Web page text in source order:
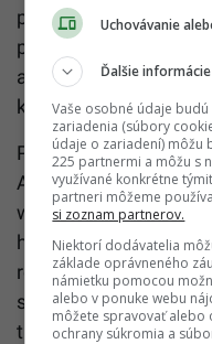
počas obedov a
postarajú štyri
aróma masáž,
kúpeľ a parafínový
Počas pobytu môžeš
Aquaforum na dve
welcome drinkom a
hudbu v baroch
rozhodneš pre
slávnostná
tradícií, prehliadka
Uchovávanie
Ďalšie informácie
Vaše osobné údaje
zariadenia (súbory
údaje o zariadení) môžu
225 partnermi a môžu s
využívané konkrétne
partneri môžeme
si zoznam partnerov.
Niektorí dodávatelia
základe oprávneného
námietku pomocou
alebo v ponuke webu
môžete spravovať alebo
ochrany súkromia a